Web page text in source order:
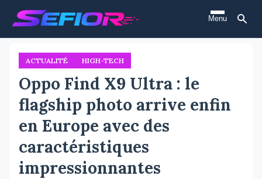
contenu
principal
Menu
ACTUALITÉ HIGH-TECH
Oppo Find X9 Ultra : le
flagship photo arrive enfin
en Europe avec des
caractéristiques
impressionnantes